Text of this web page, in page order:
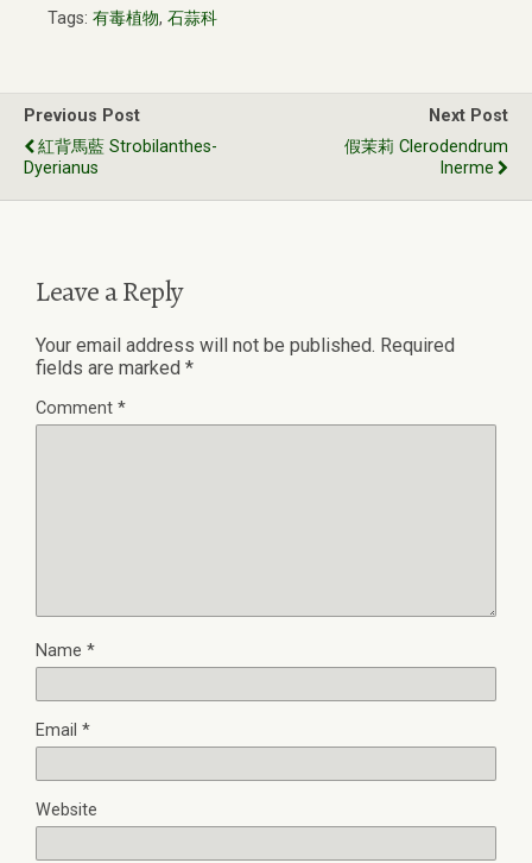
Tags: 有毒植物, 石蒜科
Previous Post
紅背馬藍 Strobilanthes-
Dyerianus
Next Post
假茉莉 Clerodendrum
Inerme
Leave a Reply
Your email address will not be published. Required
fields are marked *
Comment *
Name *
Email *
Website